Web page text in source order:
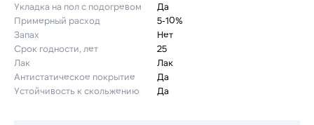
Укладка на пол c подогревом
Да
Примерный расход
5-10%
Запах
Нет
Срок годности, лет
25
Лак
Лак
Антистатическое покрытие
Да
Устойчивость к скольжению
Да